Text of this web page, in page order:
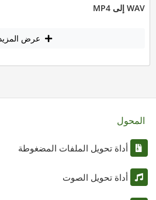
WAV إلى MP4
عرض المزيد
المحول
أداة تحويل الملفات المضغوطة
أداة تحويل الصوت